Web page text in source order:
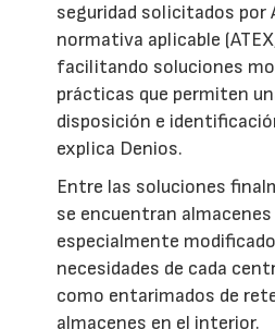
seguridad solicitados por
normativa aplicable
facilitando soluciones
prácticas que permiten
disposición e
explica Denios.
Entre las soluciones
se encuentran
especialmente
necesidades de cada
como entarimados de
almacenes en el interior.